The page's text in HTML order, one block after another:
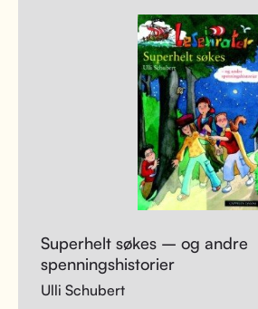
Superhelt søkes – og andre
spenningshistorier
Ulli Schubert